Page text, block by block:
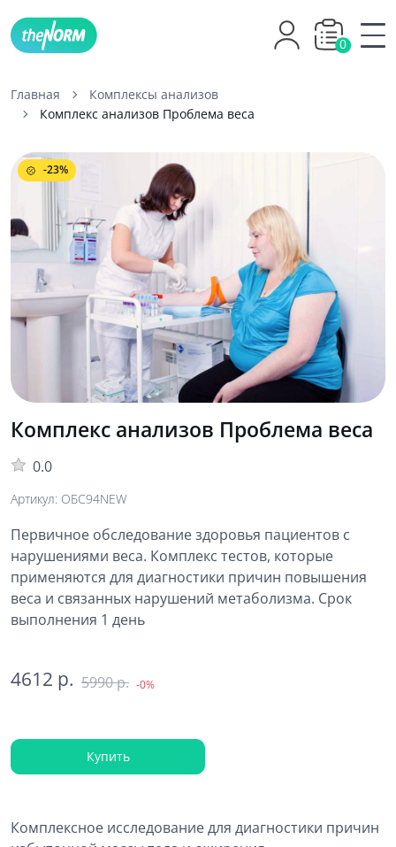
0
Главная
Комплексы анализов
Комплекс анализов Проблема веса
-23%
Комплекс анализов Проблема веса
0.0
Артикул: ОБС94NEW
Первичное обследование здоровья пациентов с
нарушениями веса. Комплекс тестов, которые
применяются для диагностики причин повышения
веса и связанных нарушений метаболизма. Срок
выполнения 1 день
4612 р. 5990 р. -0%
Купить
Комплексное исследование для диагностики причин